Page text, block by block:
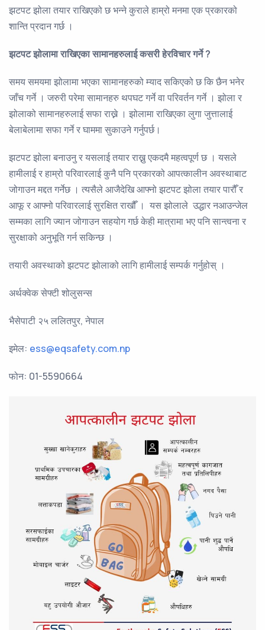
झटपट झोला तयार राखिएको छ भन्ने कुराले हाम्रो मनमा एक प्रकारको
शान्ति प्रदान गर्छ ।
झटपट झोलामा राखिएका सामानहरुलाई कसरी हेरविचार गर्ने?
समय समयमा झोलामा भएका सामानहरुको म्याद सकिएको छ कि छैन भनेर
जाँच गर्ने । जरुरी परेमा सामानहरु थपघट गर्ने वा परिवर्तन गर्ने । झोला र
झोलाको सामानहरुलाई सफा राख्ने । झोलामा राखिएका लुगा जुत्तालाई
बेलाबेलामा सफा गर्ने र घाममा सुकाउने गर्नुपर्छ।
झटपट झोला बनाउनु र यसलाई तयार राख्नु एकदमै महत्वपूर्ण छ । यसले
हामीलाई र हाम्रो परिवारलाई कुनै पनि प्रकारको आपत्कालीन अवस्थाबाट
जोगाउन मद्दत गर्नेछ । त्यसैले आजैदेखि आफ्नो झटपट झोला तयार पारौँ र
आफू र आफ्नो परिवारलाई सुरक्षित राखौँ । यस झोलाले उद्धार नआउन्जेल
सम्मका लागि ज्यान जोगाउन सहयोग गर्छ केही मात्रामा भए पनि सान्त्वना र
सुरक्षाको अनुभूति गर्न सकिन्छ ।
तयारी अवस्थाको झटपट झोलाको लागि हामीलाई सम्पर्क गर्नुहोस् ।
अर्थक्वेक सेफ्टी शोलुसन्स
भैसेपाटी २५ ललितपुर, नेपाल
इमेल: ess@eqsafety.com.np
फोन: 01-5590664